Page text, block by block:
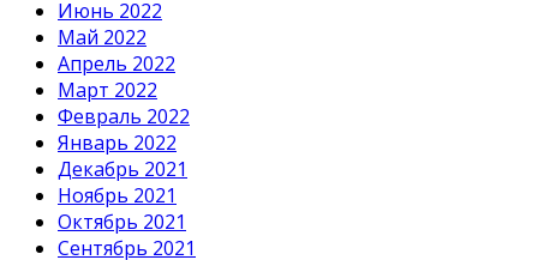
Июнь 2022
Май 2022
Апрель 2022
Март 2022
Февраль 2022
Январь 2022
Декабрь 2021
Ноябрь 2021
Октябрь 2021
Сентябрь 2021